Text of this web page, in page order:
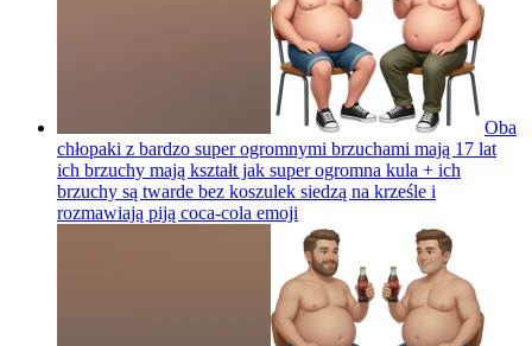
Oba
chłopaki z bardzo super ogromnymi brzuchami mają 17 lat
ich brzuchy mają kształt jak super ogromna kula + ich
brzuchy są twarde bez koszulek siedzą na krześle i
rozmawiają piją coca-cola emoji